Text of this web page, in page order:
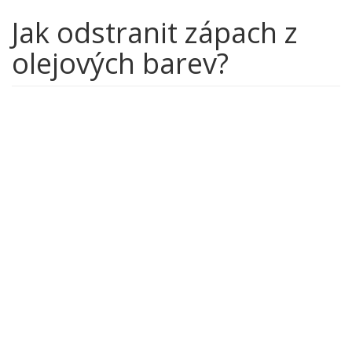
Jak odstranit zápach z
olejových barev?